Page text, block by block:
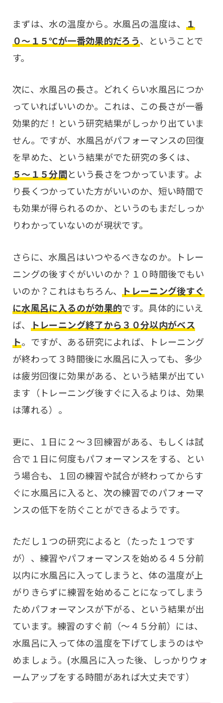
まずは、水の温度から。水風呂の温度は、
１
０〜１５℃が一番効果的だろう、ということで
す。
次に、水風呂の長さ。どれくらい水風呂につか
っていればいいのか。これは、この長さが一番
効果的だ！という研究結果がしっかり出ていま
せん。ですが、水風呂がパフォーマンスの回復
を早めた、という結果がでた研究の多くは、
５〜１５分間という長さをつかっています。よ
り長くつかっていた方がいいのか、短い時間で
も効果が得られるのか、というのもまだしっか
りわかっていないのが現状です。
さらに、水風呂はいつやるべきなのか。トレー
ニングの後すぐがいいのか？１０時間後でもい
いのか？これはもちろん、
トレーニング後すぐ
に水風呂に入るのが効果的です。具体的にいえ
ば、
トレーニング終了から３０分以内がベス
ト。ですが、ある研究によれば、トレーニング
が終わって３時間後に水風呂に入っても、多少
は疲労回復に効果がある、という結果が出てい
ます（トレーニング後すぐに入るよりは、効果
は薄れる）。
更に、１日に２〜３回練習がある、もしくは試
合で１日に何度もパフォーマンスをする、とい
う場合も、１回の練習や試合が終わってからす
ぐに水風呂に入ると、次の練習でのパフォーマ
ンスの低下を防ぐことができるようです。
ただし１つの研究によると（たった１つです
が）、練習やパフォーマンスを始める４５分前
以内に水風呂に入ってしまうと、体の温度が上
がりきらずに練習を始めることになってしまう
ためパフォーマンスが下がる、という結果が出
ています。練習のすぐ前（〜４５分前）には、
水風呂に入って体の温度を下げてしまうのはや
めましょう。(水風呂に入った後、しっかりウォ
ームアップをする時間があれば大丈夫です）